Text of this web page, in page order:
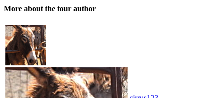
More about the tour author